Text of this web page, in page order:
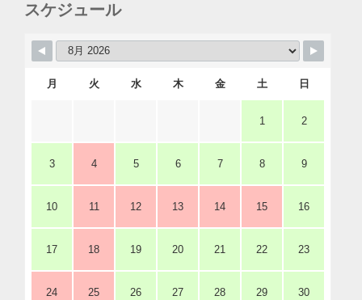
スケジュール
月 火 水 木 金 土 日
1 2
3 4 5 6 7 8 9
10 11 12 13 14 15 16
17 18 19 20 21 22 23
24 25 26 27 28 29 30